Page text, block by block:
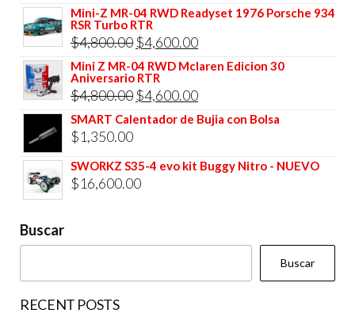
precio
original
era:
$4,800.00.
precio
es:
Mini-Z MR-04 RWD Readyset 1976 Porsche 934
RSR Turbo RTR
$4,800.00 El
precio
original
era:
$4,600.00El
precio
es:
$4,600.00.
Mini Z MR-04 RWD Mclaren Edicion 30
Aniversario RTR
$4,800.00 El
precio
era:
$4,800.00.
$4,600.00El
precio
es:
SMART Calentador de Bujia con Bolsa
$1,350.00
SWORKZ S35-4 evo kit Buggy Nitro - NUEVO
$16,600.00
Buscar
Buscar
RECENT POSTS